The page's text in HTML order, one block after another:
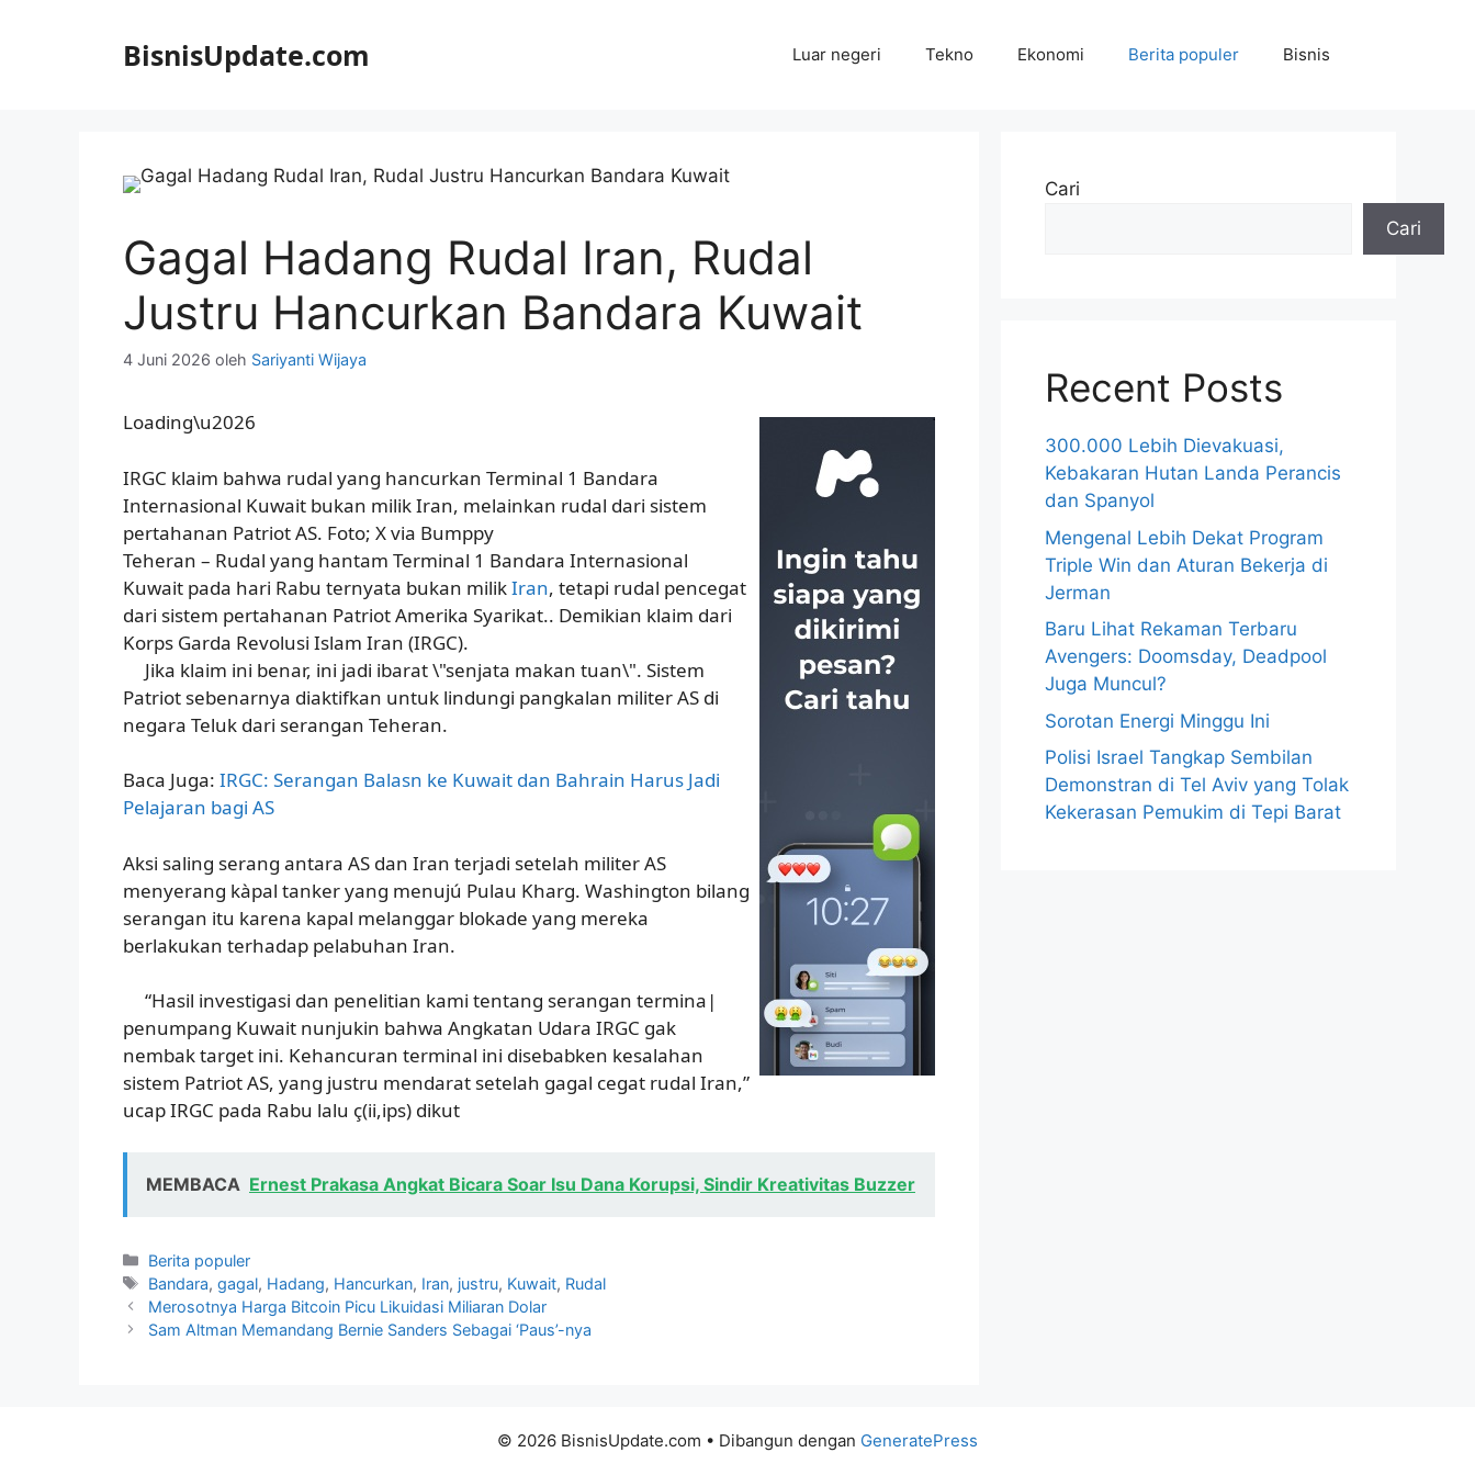
BisnisUpdate.com Luar negeri Tekno Ekonomi Berita populer Bisnis
Gagal Hadang Rudal Iran, Rudal
Justru Hancurkan Bandara Kuwait
4 Juni 2026 oleh Sariyanti Wijaya
Loading\u2026
IRGC klaim bahwa rudal yang hancurkan Terminal 1 Bandara
Internasional Kuwait bukan milik Iran, melainkan rudal dari sistem
pertahanan Patriot AS. Foto; X via Bumppy
Teheran – Rudal yang hantam Terminal 1 Bandara Internasional
Kuwait pada hari Rabu ternyata bukan milikIran, tetapi rudal pencegat
dari sistem pertahanan Patriot Amerika Syarikat.. Demikian klaim dari
Korps Garda Revolusi Islam Iran (IRGC).
Jika klaim ini benar, ini jadi ibarat \"senjata makan tuan\". Sistem
Patriot sebenarnya diaktifkan untuk lindungi pangkalan militer AS di
negara Teluk dari serangan Teheran.
Baca Juga: IRGC: Serangan Balasn ke Kuwait dan Bahrain Harus Jadi
Pelajaran bagi AS
Aksi saling serang antara AS dan Iran terjadi setelah militer AS
menyerang kàpal tanker yang menujú Pulau Kharg. Washington bilang
serangan itu karena kapal melanggar blokade yang mereka
berlakukan terhadap pelabuhan Iran.
“Hasil investigasi dan penelitian kami tentang serangan termina|
penumpang Kuwait nunjukin bahwa Angkatan Udara IRGC gak
nembak target ini. Kehancuran terminal ini disebabken kesalahan
sistem Patriot AS, yang justru mendarat setelah gagal cegat rudal Iran,”
ucap IRGC pada Rabu lalu ç(ii,ips) dikut
MEMBACA Ernest Prakasa Angkat Bicara Soar Isu Dana Korupsi, Sindir Kreativitas Buzzer
Kategori
Berita populer
Tag
Bandara,gagal, Hadang, Hancurkan, Iran, justru, Kuwait, Rudal
Merosotnya Harga Bitcoin Picu Likuidasi Miliaran Dolar
Sam Altman Memandang Bernie Sanders Sebagai ‘Paus’-nya
Cari
Cari
Recent Posts
300.000 Lebih Dievakuasi,
Kebakaran Hutan Landa Perancis
dan Spanyol
Mengenal Lebih Dekat Program
Triple Win dan Aturan Bekerja di
Jerman
Baru Lihat Rekaman Terbaru
Avengers: Doomsday, Deadpool
Juga Muncul?
Sorotan Energi Minggu Ini
Polisi Israel Tangkap Sembilan
Demonstran di Tel Aviv yang Tolak
Kekerasan Pemukim di Tepi Barat
© 2026 BisnisUpdate.com • Dibangun dengan GeneratePress